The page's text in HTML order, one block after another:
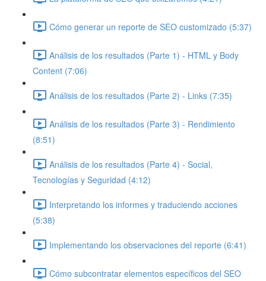
Cómo generar un reporte de SEO customizado (5:37)
Análisis de los resultados (Parte 1) - HTML y Body
Content (7:06)
Análisis de los resultados (Parte 2) - Links (7:35)
Análisis de los resultados (Parte 3) - Rendimiento
(8:51)
Análisis de los resultados (Parte 4) - Social,
Tecnologías y Seguridad (4:12)
Interpretando los informes y traduciendo acciones
(5:38)
Implementando los observaciones del reporte (6:41)
Cómo subcontratar elementos específicos del SEO